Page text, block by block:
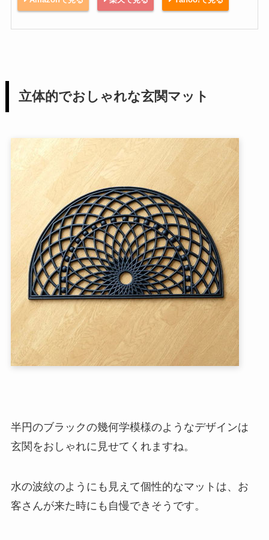
立体的でおしゃれな玄関マット
半円のブラックの幾何学模様のようなデザインは
玄関をおしゃれに見せてくれますね。
水の波紋のようにも見えて個性的なマットは、お
客さんが来た時にも自慢できそうです。